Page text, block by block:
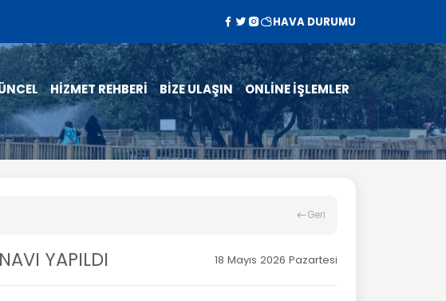
HAVA DURUMU
HİZMET REHBERİ BİZE ULAŞIN ONLİNE İŞLEMLER
Geri
YAPILDI 18 Mayıs 2026 Pazartesi